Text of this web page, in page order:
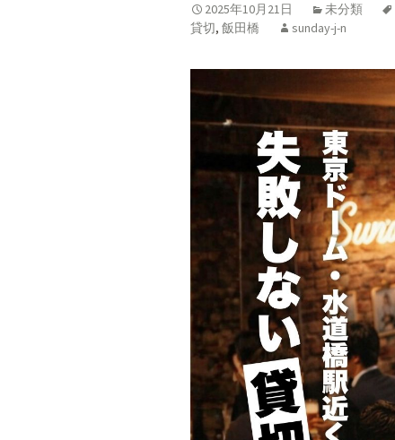
2025年10月21日 未分類
貸切, 飯田橋 sunday-j-n